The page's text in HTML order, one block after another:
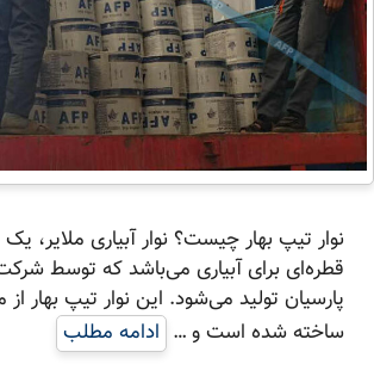
نوار تیپ بهار چیست؟ نوار آبیاری ملایر،
قطره‌ای برای آبیاری می‌باشد که توسط
پارسیان تولید می‌شود. این نوار تیپ بهار از
ساخته شده است و … ادامه مطلب